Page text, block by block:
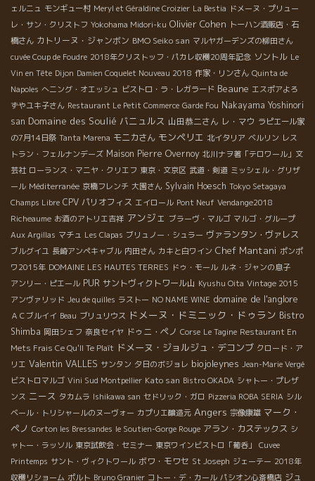
ェルニュ モンギュー村 Meryl et Géraldine Croizier La Bestia ドメーヌ・プリュー
レ・サン・クリストフ Yokohama Midori-ku Olivier Cohen トーハン酒販店・石
橋さん カトリーヌ・ジャンボン BMO Seiko san マルヤガーデンズの柳田さん
cuvée Coup de Foudre 2018年クリストッフ・パカレ収穫20周年記念 ソントル Le
Vin en Tête Dijon Damien Coquelet Nouveau 2018 作家・リンさん Quinta de
Napoles へニング・オエッシュ ビストロ・ラ・レガラード Beaune エスポアよろ
ずやユキ子さん Restaurant Le Petit Commerce Garde Fou Nakayama Yoshinori
san Domaine des Soulié バニュルス 山田恭二さん レ・マウ ラピエール家
の7月14日祭 Tanta Marena モニカさん モンペリエ 北イタリア ベルリン レス
トラン・フェルナンデーズ Maison Pierre Overnoy 北川ナヲ著「テロワール」文
芸社 ローランス・マニヤ・クリエフ 東京・文京区 武道・剣道 ミッシェル・グリザ
ール Méditerranée 京橋フレンチ 大園さん Sylvain Hoesch Tokyo Setagaya
Champs Libre CPV パリオフィス エイロール Pont Neuf Vendange2018
Richeaume お酒のアトリエ吉祥 アンジェ ブラーヴ・マルゴ マルゴ・グループ
Aux Argillas マチュ Les Clapas ブリュノー・シュラー ヴァランタン・ヴァレス
ブルグイユ 長崎アンペキャブル 内田さん カキと白ワイン Chef Mantani ポンポ
ワ2015年 DOMAINE LES HAUTES TERRES ドゥ・モール ルネ・ジャンの息子
アンリー・ピエール PUR サントヴィクトワール山 Kyushu Oita Vintage 2015
アンヴァリッド Jeu de quilles ラストー NO NAME WINE domaine de l'anglore
ＡＣブルイイ Beau ブリュリウス ドメーヌ・ドミニック・ドゥラン Bistro
Shimba 岡田シェフ 奈良セイヤ ドゥニ・ペノ Corse Le Tagine Restaurant En
Mets Frais Ce Qu'Il Te Plaît ドメーヌ・ジョルジュ・デコンブ クロード・ア
リエ Valentin VALLES サンタン 夕日のボジョレ biojoleynes Jean-Marie Vergé
ビストロマルゴ Vini Sud Montpellier Kato san Bistro OKADA シャトー・プレザ
ンス ニース タカムラ Ishikawa san セドリック・ガロ Pizzeria ROBA SERIA シル
ベール・トリシャールのヌーヴォー カプリエ醸造元 Angers 宗像康雄 マーク・
ペノ Corton les Bressandes le Soutien-Gorge Rouge アラン・カステックス シ
ャトー・ラッソル 東京試飲会・セミナー 東京ワインビストロ「葡呑」
Cuvee
Printemps サント・ヴィクトワール ボワ・モワセ St Joseph ジェーテー 2018年
収穫リショーム ポルト Bruno Granier コトー・デ・カール パシオン心斎橋店 ジュ